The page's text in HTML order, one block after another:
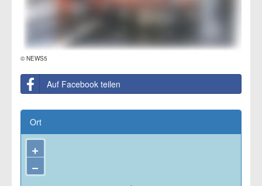
© NEWS5
Auf Facebook teilen
Ort
+
−